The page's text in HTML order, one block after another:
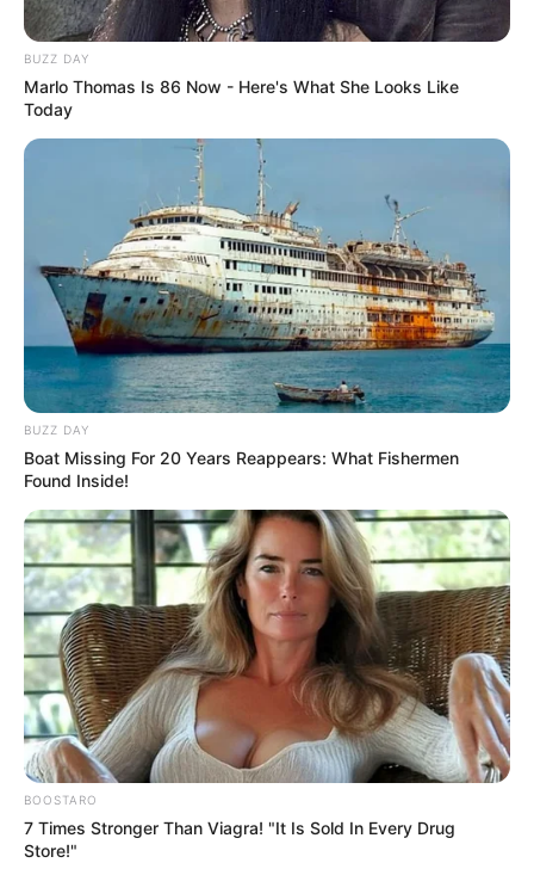
BUZZ DAY
Marlo Thomas Is 86 Now - Here's What She Looks Like
Today
BUZZ DAY
Boat Missing For 20 Years Reappears: What Fishermen
Found Inside!
BOOSTARO
7 Times Stronger Than Viagra! "It Is Sold In Every Drug
Store!"